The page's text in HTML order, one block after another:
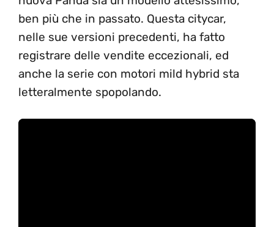
ben più che in passato. Questa citycar,
nelle sue versioni precedenti, ha fatto
registrare delle vendite eccezionali, ed
anche la serie con motori mild hybrid sta
letteralmente spopolando.